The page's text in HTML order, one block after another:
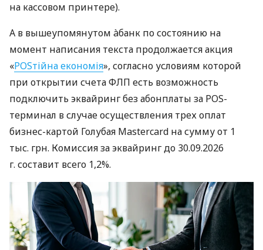
на кассовом принтере).
А в вышеупомянутом àбанк по состоянию на
момент написания текста продолжается акция
«POSтійна економія», согласно условиям которой
при открытии счета ФЛП есть возможность
подключить эквайринг без абонплаты за POS-
терминал в случае осуществления трех оплат
бизнес-картой Голубая Mastercard на сумму от 1
тыс. грн. Комиссия за эквайринг до 30.09.2026
г. составит всего 1,2%.